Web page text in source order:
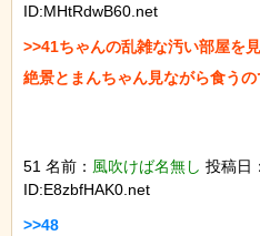
ID:MHtRdwB60.net
>>41ちゃんの乱雑な汚い部屋を
絶景とまんちゃん見ながら食う
51 名前： 風吹けば名無し 投稿日
ID:E8zbfHAK0.net
>>48